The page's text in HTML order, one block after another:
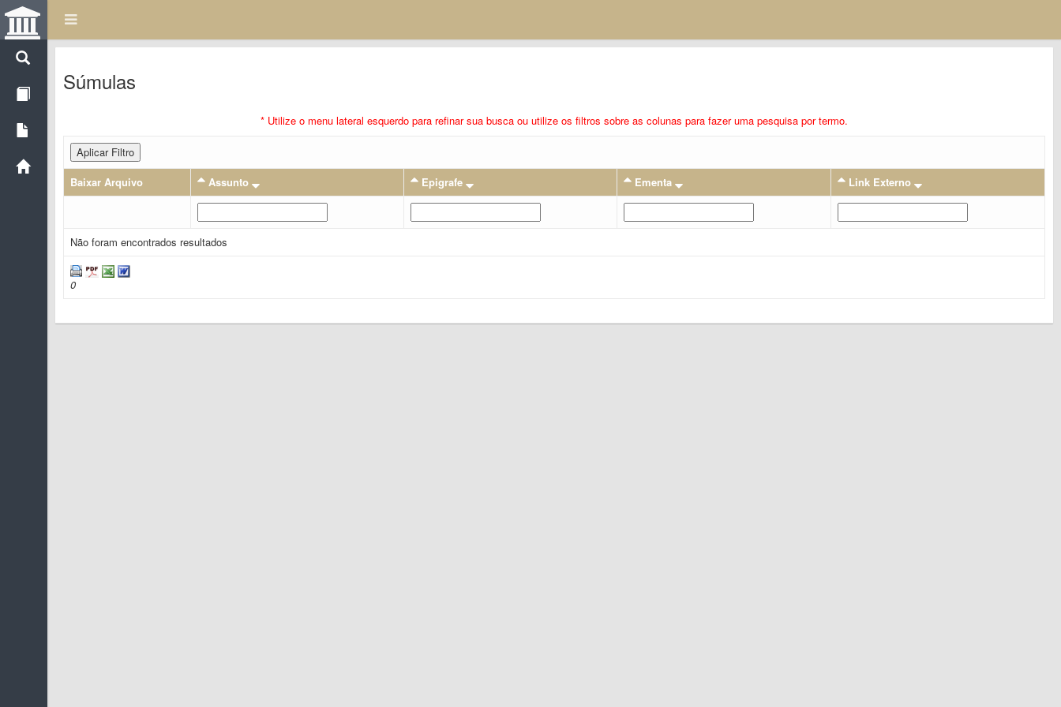
Súmulas
* Utilize o menu lateral esquerdo para refinar sua busca ou utilize os filtros sobre as colunas para fazer uma pesquisa por termo.
Aplicar Filtro
Baixar Arquivo
Assunto Epigrafe Ementa Link Externo
Não foram encontrados resultados
0